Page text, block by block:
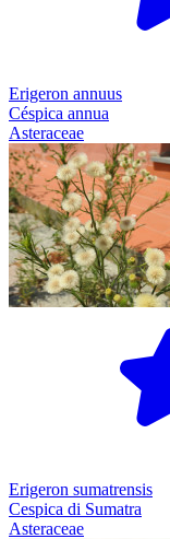
Erigeron annuus
Céspica annua
Asteraceae
Erigeron sumatrensis
Cespica di Sumatra
Asteraceae